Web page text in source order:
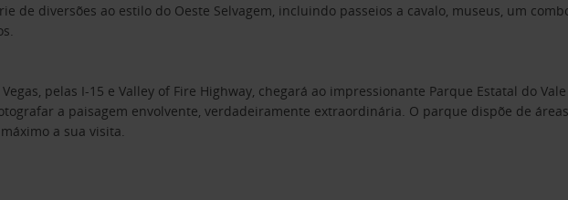
de diversões ao estilo do Oeste Selvagem, incluindo passeios a cavalo, museus, um
pelas I-15 e Valley of Fire Highway, chegará ao impressionante Parque Estatal do
a paisagem envolvente, verdadeiramente extraordinária. O parque dispõe de
a sua visita.